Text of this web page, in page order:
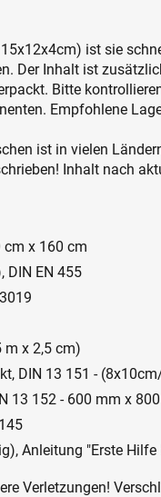
ist sie
Der Inhalt ist
Bitte
Empfohlene
ist in vielen
Inhalt nach
cm x 160 cm
DIN EN 455
m x 2,5 cm)
DIN 13 151 -
13 152 - 600 mm x
Anleitung "Erste
Verletzungen!